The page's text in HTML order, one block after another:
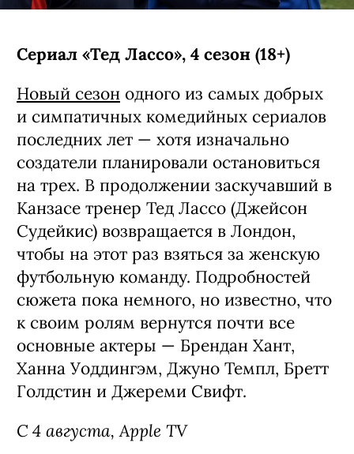
Сериал «Тед Лассо», 4 сезон (18+)
Новый сезон одного из самых добрых
и симпатичных комедийных сериалов
последних лет — хотя изначально
создатели планировали остановиться
на трех. В продолжении заскучавший в
Канзасе тренер Тед Лассо (Джейсон
Судейкис) возвращается в Лондон,
чтобы на этот раз взяться за женскую
футбольную команду. Подробностей
сюжета пока немного, но известно, что
к своим ролям вернутся почти все
основные актеры — Брендан Хант,
Ханна Уоддингэм, Джуно Темпл, Бретт
Голдстин и Джереми Свифт.
С 4 августа, Apple TV